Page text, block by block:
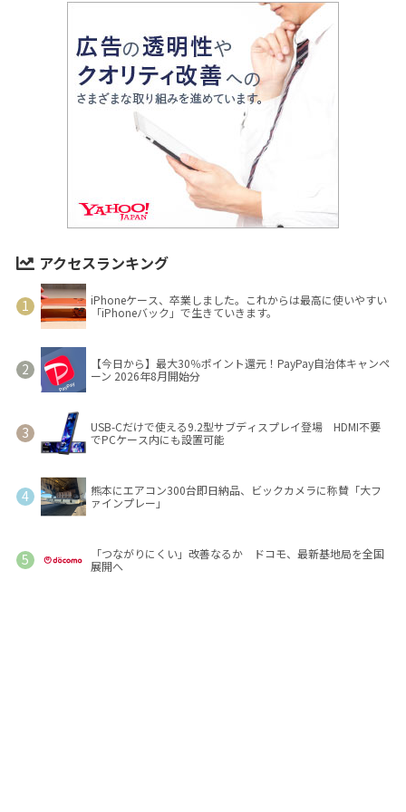
アクセスランキング
iPhoneケース、卒業しました。これからは最高に使いやすい
「iPhoneバック」で生きていきます。
【今日から】最大30％ポイント還元！PayPay自治体キャンペ
ーン 2026年8月開始分
USB-Cだけで使える9.2型サブディスプレイ登場 HDMI不要
でPCケース内にも設置可能
熊本にエアコン300台即日納品、ビックカメラに称賛「大フ
ァインプレー」
「つながりにくい」改善なるか ドコモ、最新基地局を全国
展開へ